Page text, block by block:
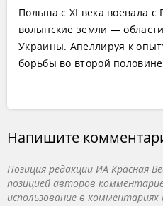
Польша с XI века воевала с
волынские земли —
Украины. Апеллируя к
борьбы во второй половине
разрабатывают две
пястовскую. Сторонники
предлагали создать
государство, присоединив
принадлежавшие
польские — территории на
ягеллонской концепции
Напишите
Позиция редакции ИА Красная
позицией авторов
использование в